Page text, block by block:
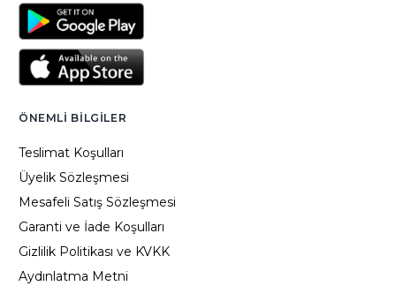
ÖNEMLI BILGILER
Teslimat Koşulları
Üyelik Sözleşmesi
Mesafeli Satış Sözleşmesi
Garanti ve İade Koşulları
Gizlilik Politikası ve KVKK
Aydınlatma Metni